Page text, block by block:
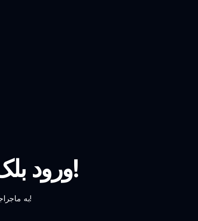
ورود بلک‌های مجدد اسپرانکی - اکنون بازی کنید!
به ماجراجویی پرتنش در دنیای ورود بلک‌های مجدد اسپرانکی بپیوندید و آماده تجربه هیجان‌های جدید شوید!